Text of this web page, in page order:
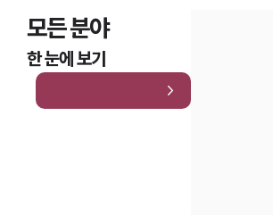
모든 분야
한 눈에 보기